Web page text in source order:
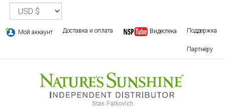
Мой аккаунт Доставка и оплата Видеотека Поддержка
Партнёру